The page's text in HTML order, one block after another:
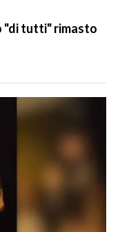
"di tutti" rimasto